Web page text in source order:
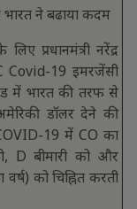
ने बढाया कदम
प्रधानमंत्री नरेंद्र
Covid-19 इमरजेंसी
में भारत की तरफ से
डॉलर देने की
19 में CO का
D बीमारी को और
को चिह्नित करती